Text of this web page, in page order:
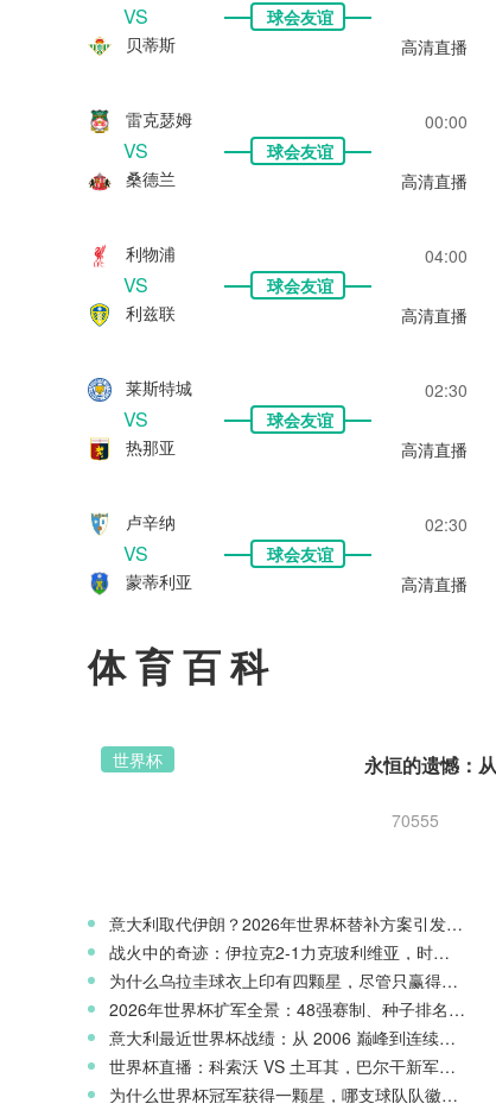
VS
球会友谊
贝蒂斯
高清直播
雷克瑟姆 00:00
VS
球会友谊
桑德兰
高清直播
利物浦 04:00
VS
球会友谊
利兹联
高清直播
莱斯特城 02:30
VS
球会友谊
热那亚
高清直播
卢辛纳 02:30
VS
球会友谊
蒙蒂利亚
高清直播
体育百科
世界杯
70555
意大利取代伊朗？2026年世界杯替补方案引发争议
战火中的奇迹：伊拉克2-1力克玻利维亚，时隔40年重返世界杯舞台
为什么乌拉圭球衣上印有四颗星，尽管只赢得两次世界杯冠军？
2026年世界杯扩军全景：48强赛制、种子排名与淘汰赛新规则
意大利最近世界杯战绩：从 2006 巅峰到连续三届无缘正赛的沉沦
世界杯直播：科索沃 VS 土耳其，巴尔干新军迎战星月军团
为什么世界杯冠军获得一颗星，哪支球队队徽上星星最多？